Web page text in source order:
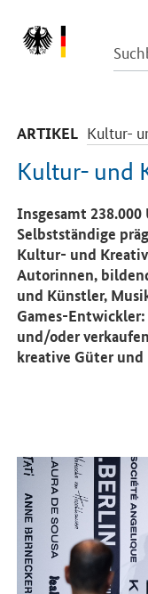
ARTIKEL -
Kultur-
Kultur- und
Einleitung
Insgesamt
Selbstständige
Kultur- und
Autorinnen,
und Künstler,
Games-
und/oder
kreative Güter